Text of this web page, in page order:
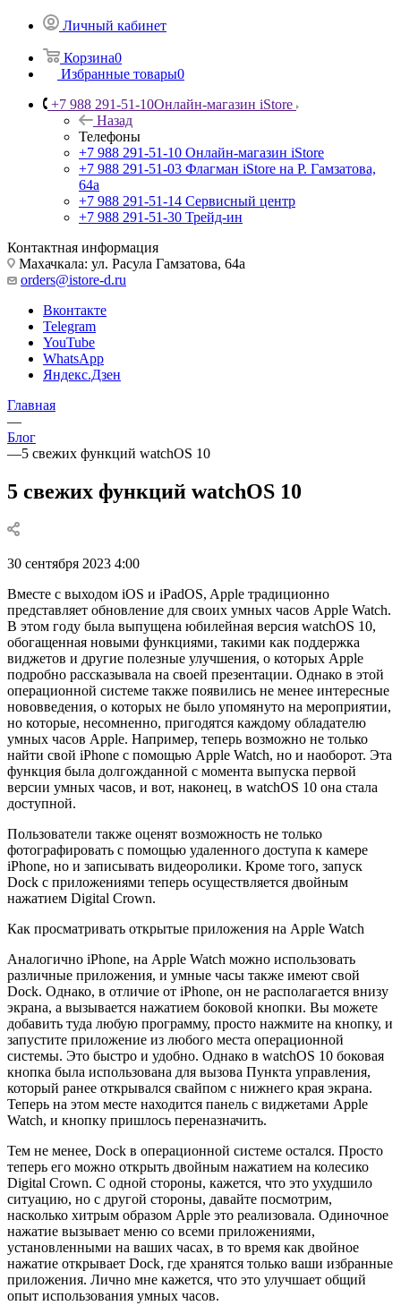
Личный кабинет
Корзина0
Избранные товары0
+7 988 291-51-10Онлайн-магазин iStore
Назад
Телефоны
+7 988 291-51-10 Онлайн-магазин iStore
+7 988 291-51-03 Флагман iStore на Р. Гамзатова,
64а
+7 988 291-51-14 Сервисный центр
+7 988 291-51-30 Трейд-ин
Контактная информация
Махачкала: ул. Расула Гамзатова, 64а
orders@istore-d.ru
Вконтакте
Telegram
YouTube
WhatsApp
Яндекс.Дзен
Главная
—
Блог
—5 свежих функций watchOS 10
5 свежих функций watchOS 10
30 сентября 2023 4:00
Вместе с выходом iOS и iPadOS, Apple традиционно
представляет обновление для своих умных часов Apple Watch.
В этом году была выпущена юбилейная версия watchOS 10,
обогащенная новыми функциями, такими как поддержка
виджетов и другие полезные улучшения, о которых Apple
подробно рассказывала на своей презентации. Однако в этой
операционной системе также появились не менее интересные
нововведения, о которых не было упомянуто на мероприятии,
но которые, несомненно, пригодятся каждому обладателю
умных часов Apple. Например, теперь возможно не только
найти свой iPhone с помощью Apple Watch, но и наоборот. Эта
функция была долгожданной с момента выпуска первой
версии умных часов, и вот, наконец, в watchOS 10 она стала
доступной.
Пользователи также оценят возможность не только
фотографировать с помощью удаленного доступа к камере
iPhone, но и записывать видеоролики. Кроме того, запуск
Dock с приложениями теперь осуществляется двойным
нажатием Digital Crown.
Как просматривать открытые приложения на Apple Watch
Аналогично iPhone, на Apple Watch можно использовать
различные приложения, и умные часы также имеют свой
Dock. Однако, в отличие от iPhone, он не располагается внизу
экрана, а вызывается нажатием боковой кнопки. Вы можете
добавить туда любую программу, просто нажмите на кнопку, и
запустите приложение из любого места операционной
системы. Это быстро и удобно. Однако в watchOS 10 боковая
кнопка была использована для вызова Пункта управления,
который ранее открывался свайпом с нижнего края экрана.
Теперь на этом месте находится панель с виджетами Apple
Watch, и кнопку пришлось переназначить.
Тем не менее, Dock в операционной системе остался. Просто
теперь его можно открыть двойным нажатием на колесико
Digital Crown. С одной стороны, кажется, что это ухудшило
ситуацию, но с другой стороны, давайте посмотрим,
насколько хитрым образом Apple это реализовала. Одиночное
нажатие вызывает меню со всеми приложениями,
установленными на ваших часах, в то время как двойное
нажатие открывает Dock, где хранятся только ваши избранные
приложения. Лично мне кажется, что это улучшает общий
опыт использования умных часов.